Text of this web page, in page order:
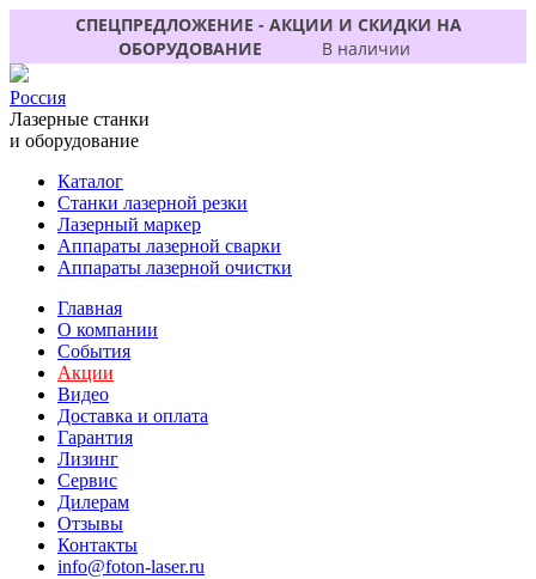
СПЕЦПРЕДЛОЖЕНИЕ - АКЦИИ И СКИДКИ НА
ОБОРУДОВАНИЕ
В наличии
Россия
Лазерные станки
и оборудование
Каталог
Станки лазерной резки
Лазерный маркер
Аппараты лазерной сварки
Аппараты лазерной очистки
Главная
О компании
События
Акции
Видео
Доставка и оплата
Гарантия
Лизинг
Сервис
Дилерам
Отзывы
Контакты
info@foton-laser.ru